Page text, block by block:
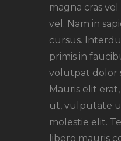
magna cras
vel. Nam in
cursus.
primis in
volutpat dolor
Mauris elit
ut, vulputate
molestie elit.
libero mauris